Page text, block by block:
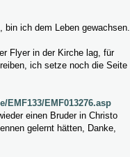
ich dem Leben gewachsen.
Flyer in der Kirche lag, für
ich setze noch die Seite
EMF013276.asp
einen Bruder in Christo
gelernt hätten, Danke,